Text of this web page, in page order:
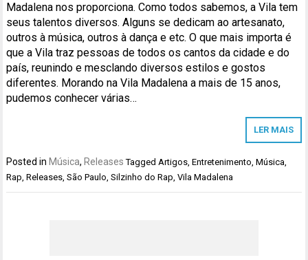
Madalena nos proporciona. Como todos sabemos, a Vila tem
seus talentos diversos. Alguns se dedicam ao artesanato,
outros à música, outros à dança e etc. O que mais importa é
que a Vila traz pessoas de todos os cantos da cidade e do
país, reunindo e mesclando diversos estilos e gostos
diferentes. Morando na Vila Madalena a mais de 15 anos,
pudemos conhecer várias…
LER MAIS
Posted in Música, Releases TaggedArtigos,Entretenimento,Música,
Rap,Releases,São Paulo,Silzinho do Rap,Vila Madalena